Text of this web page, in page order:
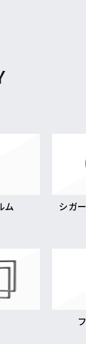
ム シガ